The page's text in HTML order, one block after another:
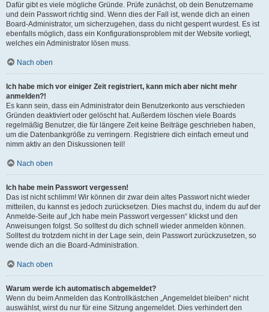
Dafür gibt es viele mögliche Gründe. Prüfe zunächst, ob dein Benutzername
und dein Passwort richtig sind. Wenn dies der Fall ist, wende dich an einen
Board-Administrator, um sicherzugehen, dass du nicht gesperrt wurdest. Es ist
ebenfalls möglich, dass ein Konfigurationsproblem mit der Website vorliegt,
welches ein Administrator lösen muss.
Nach oben
Ich habe mich vor einiger Zeit registriert, kann mich aber nicht mehr
anmelden?!
Es kann sein, dass ein Administrator dein Benutzerkonto aus verschieden
Gründen deaktiviert oder gelöscht hat. Außerdem löschen viele Boards
regelmäßig Benutzer, die für längere Zeit keine Beiträge geschrieben haben,
um die Datenbankgröße zu verringern. Registriere dich einfach erneut und
nimm aktiv an den Diskussionen teil!
Nach oben
Ich habe mein Passwort vergessen!
Das ist nicht schlimm! Wir können dir zwar dein altes Passwort nicht wieder
mitteilen, du kannst es jedoch zurücksetzen. Dies machst du, indem du auf der
Anmelde-Seite auf „Ich habe mein Passwort vergessen“ klickst und den
Anweisungen folgst. So solltest du dich schnell wieder anmelden können.
Solltest du trotzdem nicht in der Lage sein, dein Passwort zurückzusetzen, so
wende dich an die Board-Administration.
Nach oben
Warum werde ich automatisch abgemeldet?
Wenn du beim Anmelden das Kontrollkästchen „Angemeldet bleiben“ nicht
auswählst, wirst du nur für eine Sitzung angemeldet. Dies verhindert den